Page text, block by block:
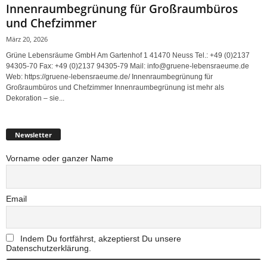
Innenraumbegrünung für Großraumbüros
und Chefzimmer
März 20, 2026
Grüne Lebensräume GmbH Am Gartenhof 1 41470 Neuss Tel.: +49 (0)2137
94305-70 Fax: +49 (0)2137 94305-79 Mail: info@gruene-lebensraeume.de
Web: https://gruene-lebensraeume.de/ Innenraumbegrünung für
Großraumbüros und Chefzimmer Innenraumbegrünung ist mehr als
Dekoration – sie...
Newsletter
Vorname oder ganzer Name
Email
Indem Du fortfährst, akzeptierst Du unsere
Datenschutzerklärung.